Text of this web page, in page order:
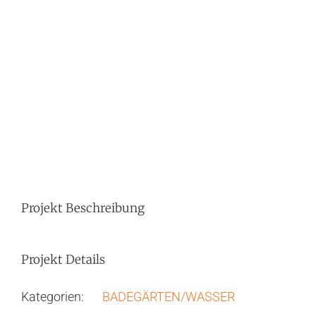
Projekt Beschreibung
Projekt Details
Kategorien: BADEGÄRTEN/WASSER